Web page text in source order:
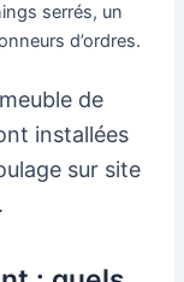
serrés, un
d’ordres.
de
installées
sur site